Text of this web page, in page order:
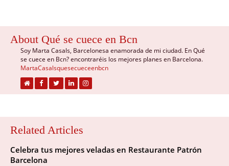
About Qué se cuece en Bcn
Soy Marta Casals, Barcelonesa enamorada de mi ciudad. En Qué
se cuece en Bcn? encontraréis los mejores planes en Barcelona.
MartaCasalsquesecueceenbcn
Related Articles
Celebra tus mejores veladas en Restaurante Patrón
Barcelona